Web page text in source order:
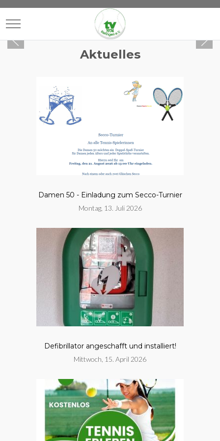
Mobile Menu Toggle
Aktuelles
Damen 50 - Einladung zum Secco-Turnier
Montag, 13. Juli 2026
Defibrillator angeschafft und installiert!
Mittwoch, 15. April 2026